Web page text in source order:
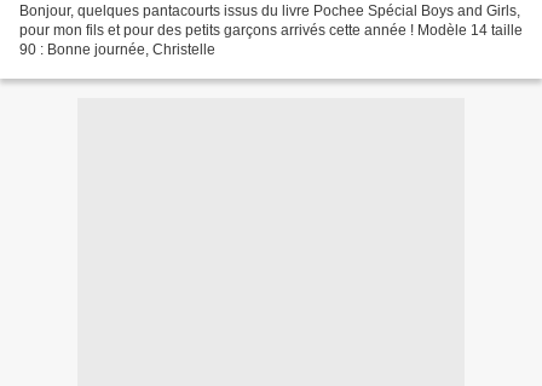
Bonjour, quelques pantacourts issus du livre Pochee Spécial Boys and Girls,
pour mon fils et pour des petits garçons arrivés cette année ! Modèle 14 taille
90 : Bonne journée, Christelle